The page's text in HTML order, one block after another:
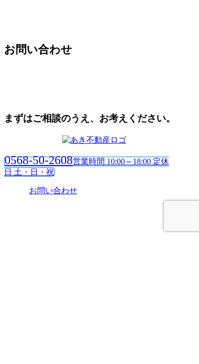
お問い合わせ
まずはご相談のうえ、お考えください。
0568-50-2608営業時間 10:00～18:00 定休
日 土・日・祝
お問い合わせ